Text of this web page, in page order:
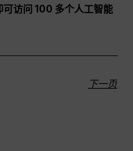
访问 100 多个人工智能
下一页